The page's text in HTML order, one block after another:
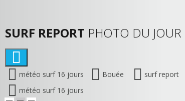
SURF REPORT PHOTO DU JOUR
météo surf 16 jours Bouée surf report
météo surf 16 jours